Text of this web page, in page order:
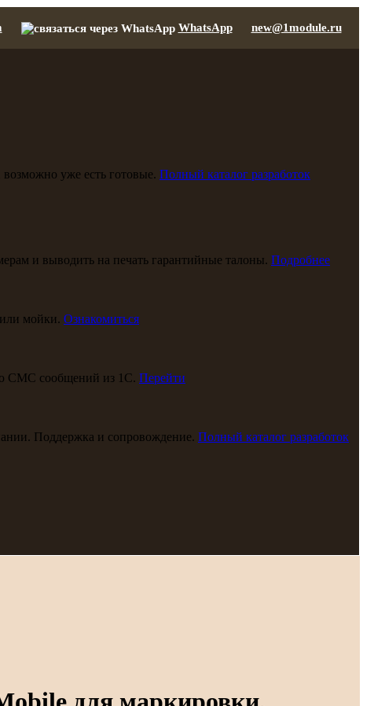
WhatsApp new@1module.ru
уже есть готовые. Полный каталог разработок
и выводить на печать гарантийные талоны. Подробнее
мойки. Ознакомиться
СМС сообщений из 1С. Перейти
Поддержка и сопровождение. Полный каталог разработок